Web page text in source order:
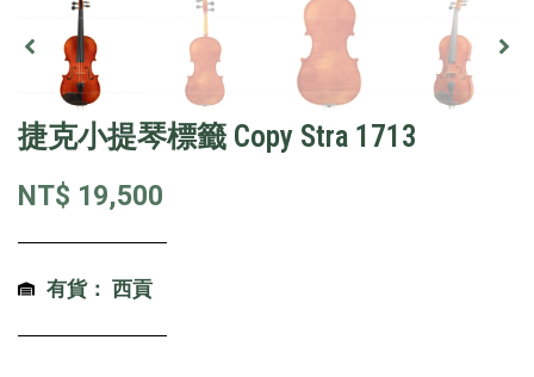
捷克小提琴標籤 Copy Stra 1713
NT$ 19,500
有貨： 西貢